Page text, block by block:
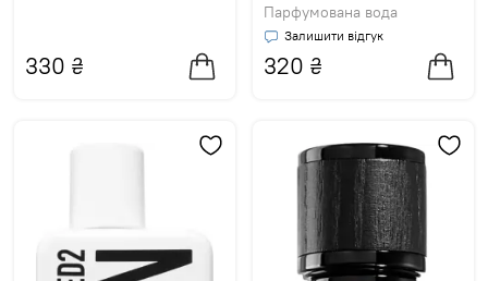
330 ₴
Парфумована вода
Залишити відгук
320 ₴